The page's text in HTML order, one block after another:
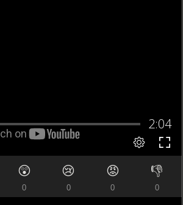
😲
0
😢
0
😡
0
👎
0